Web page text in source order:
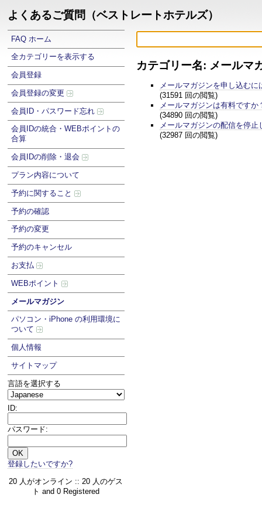
よくあるご質問（ベストレートホテルズ）
FAQ ホーム
全カテゴリーを表示する
会員登録
会員登録の変更
会員ID・パスワード忘れ
会員IDの統合・WEBポイントの
合算
会員IDの削除・退会
プラン内容について
予約に関すること
予約の確認
予約の変更
予約のキャンセル
お支払
WEBポイント
メールマガジン
パソコン・iPhone の利用環境に
ついて
個人情報
サイトマップ
言語を選択する
ID:
パスワード:
登録したいですか?
20 人がオンライン :: 20 人のゲス
ト and 0 Registered
カテゴリー名: メールマ
メールマガジンを申し込む
(31591 回の閲覧)
メールマガジンは有料ですか
(34890 回の閲覧)
メールマガジンの配信を停止
(32987 回の閲覧)